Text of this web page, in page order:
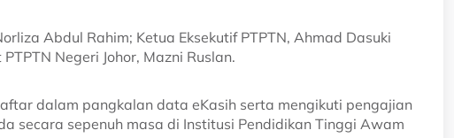
Abdul Rahim; Ketua Eksekutif PTPTN, Ahmad Dasuki
Negeri Johor, Mazni Ruslan.
dalam pangkalan data eKasih serta mengikuti pengajian
secara sepenuh masa di Institusi Pendidikan Tinggi Awam